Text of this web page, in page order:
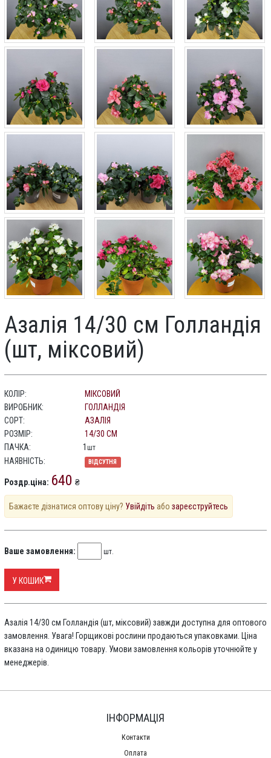
Азалія 14/30 см Голландія
(шт, міксовий)
КОЛІР:
МІКСОВИЙ
ВИРОБНИК:
ГОЛЛАНДІЯ
СОРТ:
АЗАЛІЯ
РОЗМІР:
14/30 СМ
ПАЧКА:
1 шт
НАЯВНІСТЬ: ВІДСУТНЯ
Роздр.ціна: 640 ₴
Бажаєте дізнатися оптову ціну? Увійдіть або зареєструйтесь
Ваше замовлення: шт.
У КОШИК
Азалія 14/30 см Голландія (шт, міксовий) завжди доступна для оптового
замовлення. Увага! Горщикові рослини продаються упаковками. Ціна
вказана на одиницю товару. Умови замовлення кольорів уточнюйте у
менеджерів.
ІНФОРМАЦІЯ
Контакти
Оплата